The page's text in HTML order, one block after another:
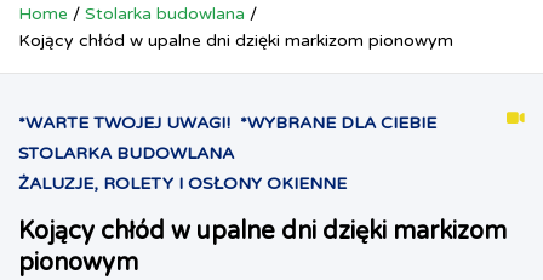
Home
Stolarka budowlana
Kojący chłód w upalne dni dzięki markizom pionowym
*WARTE TWOJEJ UWAGI! *WYBRANE DLA CIEBIE
STOLARKA BUDOWLANA
ŻALUZJE, ROLETY I OSŁONY OKIENNE
Kojący chłód w upalne dni dzięki markizom
pionowym